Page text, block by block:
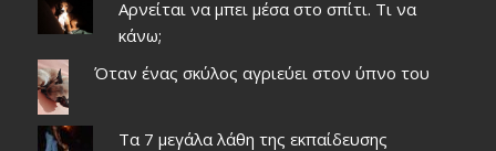
Αρνείται να μπει μέσα στο σπίτι. Τι να
κάνω;
Όταν ένας σκύλος αγριεύει στον ύπνο του
Τα 7 μεγάλα λάθη της εκπαίδευσης